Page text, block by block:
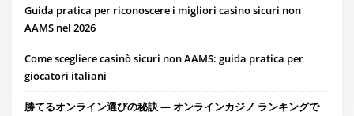
Guida pratica per riconoscere i migliori casino sicuri non
AAMS nel 2026
Come scegliere casinò sicuri non AAMS: guida pratica per
giocatori italiani
勝てるオンライン選びの秘訣 — オンラインカジノ ランキングで